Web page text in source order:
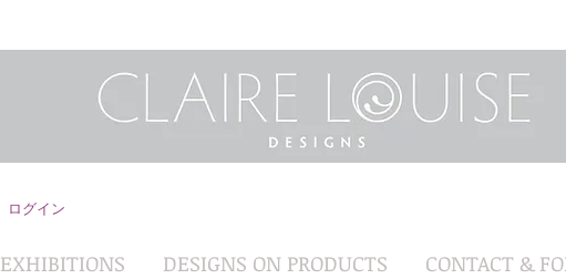
ログイン
EXHIBITIONS DESIGNS ON PRODUCTS CONTACT &